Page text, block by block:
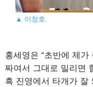
▲ 이창호.
홍세영은 “초반에 제
짜여서 그대로 밀리면
흑 진영에서 타개가 잘